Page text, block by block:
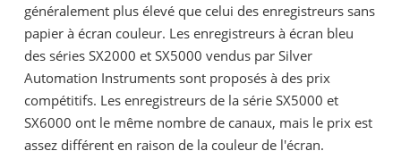
généralement plus élevé que celui des enregistreurs sans
papier à écran couleur. Les enregistreurs à écran bleu
des séries SX2000 et SX5000 vendus par Silver
Automation Instruments sont proposés à des prix
compétitifs. Les enregistreurs de la série SX5000 et
SX6000 ont le même nombre de canaux, mais le prix est
assez différent en raison de la couleur de l'écran.